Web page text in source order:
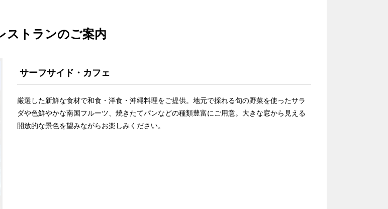
ストランのご案内
サーフサイド・カフェ
厳選した新鮮な食材で和食・洋食・沖縄料理をご提供。地元で採れる旬の野菜を使ったサラ
ダや色鮮やかな南国フルーツ、焼きたてパンなどの種類豊富にご用意。大きな窓から見える
開放的な景色を望みながらお楽しみください。